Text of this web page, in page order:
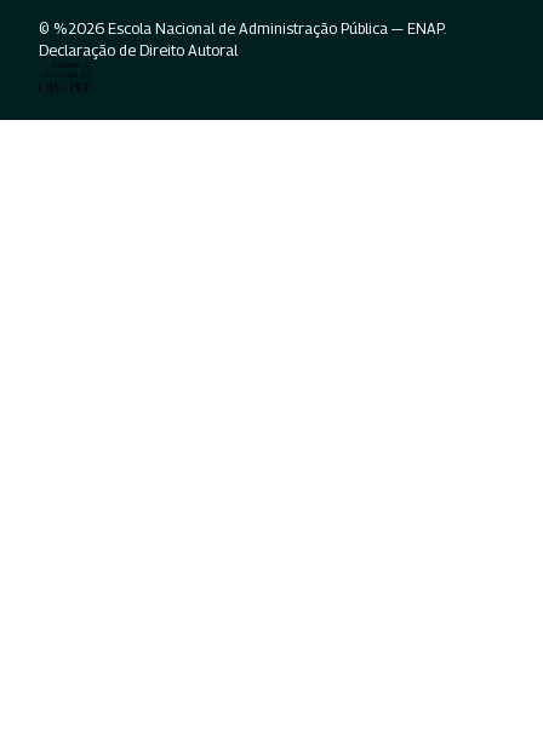
© %2026 Escola Nacional de Administração Pública — ENAP.
Declaração de Direito Autoral